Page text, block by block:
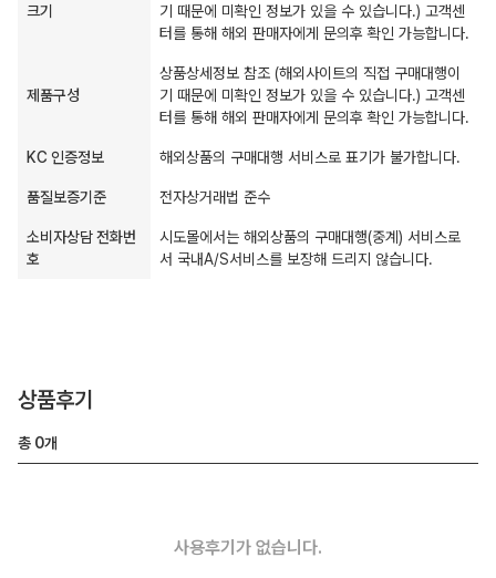
크기
기 때문에 미확인 정보가 있을 수 있습니다.) 고객센
터를 통해 해외 판매자에게 문의후 확인 가능합니다.
제품구성
상품상세정보 참조 (해외사이트의 직접 구매대행이
기 때문에 미확인 정보가 있을 수 있습니다.) 고객센
터를 통해 해외 판매자에게 문의후 확인 가능합니다.
KC 인증정보 해외상품의 구매대행 서비스로 표기가 불가합니다.
품질보증기준 전자상거래법 준수
소비자상담 전화번
호
시도몰에서는 해외상품의 구매대행(중계) 서비스로
서 국내A/S서비스를 보장해 드리지 않습니다.
상품후기
총 0개
사용후기가 없습니다.